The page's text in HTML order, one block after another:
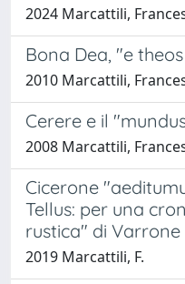
2024 Marcattili,
Bona Dea, "e
2010 Marcattili,
Cerere e il
2008 Marcattili,
Cicerone
Tellus: per una
rustica" di
2019 Marcattili, F.